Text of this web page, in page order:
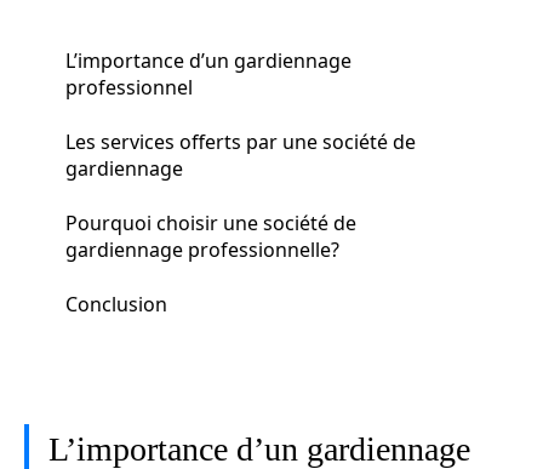
L’importance d’un gardiennage
professionnel
Les services offerts par une société de
gardiennage
Pourquoi choisir une société de
gardiennage professionnelle?
Conclusion
L’importance d’un gardiennage